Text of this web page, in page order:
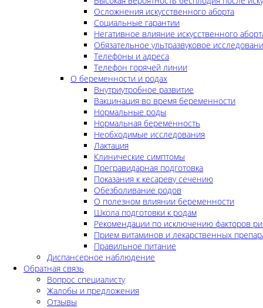
Осложнения искусственного аборта
Социальные гарантии
Негативное влияние искусственного
Обязательное ультразвуковое
Телефоны и адреса
Телефон горячей линии
О беременности и родах
Внутриутробное развитие
Вакцинация во время беременности
Нормальные роды
Нормальная беременность
Необходимые исследования
Лактация
Клинические симптомы
Прегравидарная подготовка
Показания к кесареву сечению
Обезболивание родов
О полезном влиянии беременности
Школа подготовки к родам
Рекомендации по исключению факторов
Прием витаминов и лекарственных
Правильное питание
Диспансерное наблюдение
Обратная связь
Вопрос специалисту
Жалобы и предложения
Отзывы